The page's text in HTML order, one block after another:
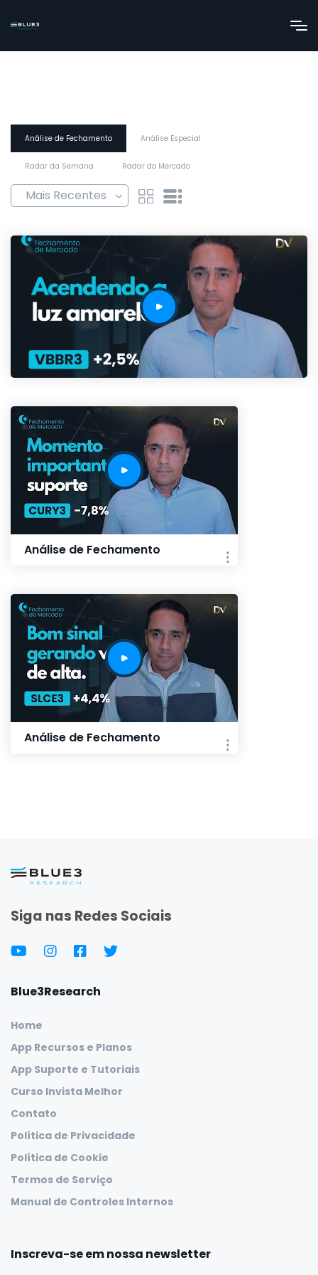
Análise de Fechamento Análise Especial
Radar da Semana Radar do Mercado
Análise de Fechamento
Análise de Fechamento
Siga nas Redes Sociais
Blue3Research
Home
App Recursos e Planos
App Suporte e Tutoriais
Curso Invista Melhor
Contato
Política de Privacidade
Política de Cookie
Termos de Serviço
Manual de Controles Internos
Inscreva-se em nossa newsletter